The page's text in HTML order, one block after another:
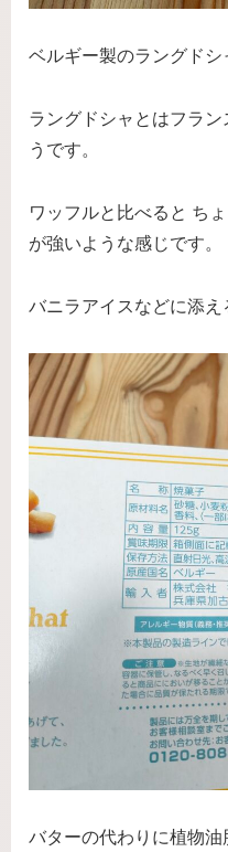
ベルギー製のラングドシ
ラングドシャとはフラ
うです。
ワッフルと比べると ち
が強いような感じです。
バニラアイスなどに添え
バターの代わりに植物油